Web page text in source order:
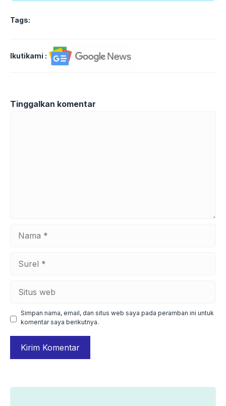
Tags:
Ikutikami :
Tinggalkan komentar
web
Simpan nama, email, dan situs web saya pada peramban ini untuk
komentar saya berikutnya.